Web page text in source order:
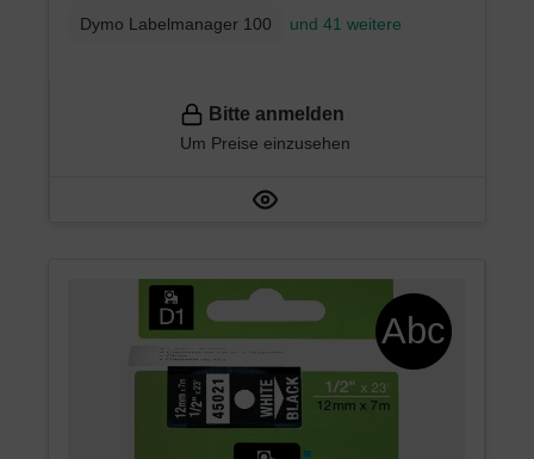
Dymo Labelmanager 100
und 41 weitere
Bitte anmelden
Um Preise einzusehen